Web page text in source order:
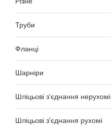
Труби
Фланці
Шарніри
Шліцьові з'єднання нерухомі
Шліцьові з'єднання рухомі